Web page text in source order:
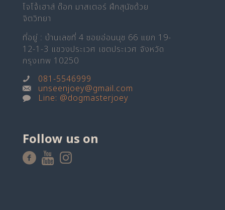
โจโจ้เฮาส์ ด๊อก มาสเตอร์ ฝึกสุนัขด้วย
จิตวิทยา
ที่อยู่ : บ้านเลขที่ 4 ซอยอ่อนนุช 66 แยก 19-
12-1-3 แขวงประเวศ เขตประเวศ จังหวัด
กรุงเทพ 10250
081-5546999
unseenjoey@gmail.com
Line: @dogmasterjoey
Follow us on